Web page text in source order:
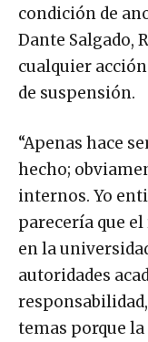
condición de
Dante Salgado,
cualquier
de suspensión.
“Apenas hace
hecho;
internos. Yo
parecería que
en la
autoridades
temas porque